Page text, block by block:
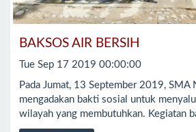
BAKSOS AIR BERSIH
Tue Sep 17 2019 00:00:00
Pada Jumat, 13 September 2019, SMA
mengadakan bakti sosial untuk
wilayah yang membutuhkan. Kegiatan